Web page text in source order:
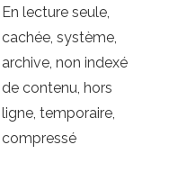
En lecture seule,
cachée, système,
archive, non indexé
de contenu, hors
ligne, temporaire,
compressé